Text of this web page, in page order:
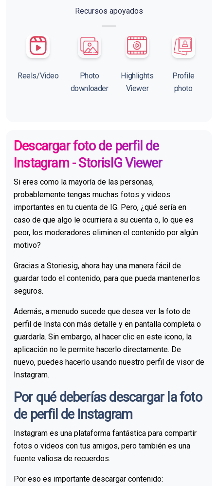
Recursos apoyados
Reels/Video
Photo
downloader
Highlights
Viewer
Profile
photo
Descargar foto de perfil de
Instagram - StorisIG Viewer
Si eres como la mayoría de las personas,
probablemente tengas muchas fotos y videos
importantes en tu cuenta de IG. Pero, ¿qué sería en
caso de que algo le ocurriera a su cuenta o, lo que es
peor, los moderadores eliminen el contenido por algún
motivo?
Gracias a Storiesig, ahora hay una manera fácil de
guardar todo el contenido, para que pueda mantenerlos
seguros.
Además, a menudo sucede que desea ver la foto de
perfil de Insta con más detalle y en pantalla completa o
guardarla. Sin embargo, al hacer clic en este icono, la
aplicación no le permite hacerlo directamente. De
nuevo, puedes hacerlo usando nuestro perfil de visor de
Instagram.
Por qué deberías descargar la foto
de perfil de Instagram
Instagram es una plataforma fantástica para compartir
fotos o videos con tus amigos, pero también es una
fuente valiosa de recuerdos.
Por eso es importante descargar contenido: